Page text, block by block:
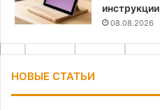
инструкции
08.08.2026
НОВЫЕ СТАТЬИ